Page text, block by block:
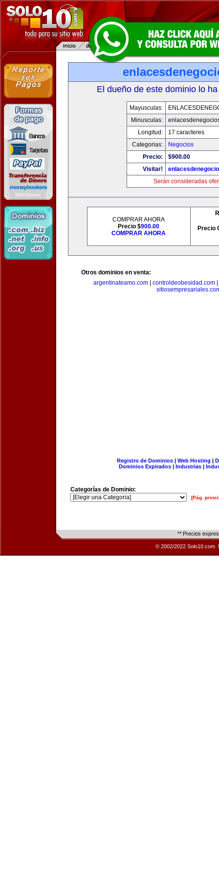
El dueño de este dominio lo
Mayusculas:
Minusculas:
Longitud:
17 caracteres
Categorias:
Negocios
Precio:
$900.00
Visitar!
Serán consideradas
COMPRAR AHORA
Precio $900.00
COMPRAR AHORA
Precio
Otros dominios en venta:
argentinateamo.com| controldeobesidad.com|
Registro de Dominios| Web Hosting |
Dominios Expirados | Industrias |
Categorías de Dominio:
[Pág.
** Precios
© 2002/2022 Solo10.com